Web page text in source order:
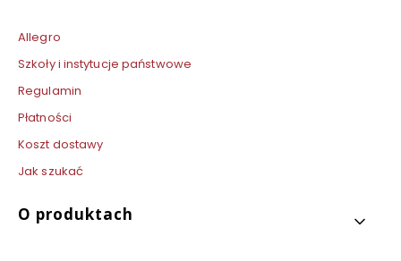
Allegro
Szkoły i instytucje państwowe
Regulamin
Płatności
Koszt dostawy
Jak szukać
O produktach